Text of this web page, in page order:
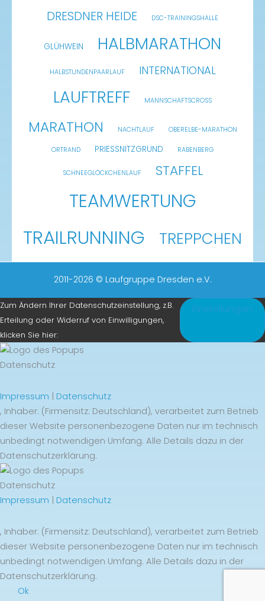
DRESDNER HEIDE DSC-TRAININGSHALLE
GLÜHWEIN HALBMARATHON
HALBSTUNDENPAARLAUF INTERNATIONAL
LAUFTREFF MANNSCHAFTSCROSS
MARATHON NACHTLAUF OBERELBE-MARATHON
ORTRAND PRIESSNITZGRUND RABENBERG
SCHNEEGLÖCKCHENLAUF STAFFEL
TEAMWERTUNG
TRAILRUNNING TREPPCHEN
2011-2026 © Laufgruppe Dresden e.V.
Zum Ändern Ihrer Datenschutzeinstellung, z.B.
Erteilung oder Widerruf von Einwilligungen,
klicken Sie hier:
Einstellungen
Datenschutz
Impressum | Datenschutz
, Inhaber: (Firmensitz: Deutschland), verarbeitet zum Betrieb
dieser Website personenbezogene Daten nur im technisch
unbedingt notwendigen Umfang. Alle Details dazu in der
Datenschutzerklärung.
Datenschutz
Impressum
Datenschutz
, Inhaber: (Firmensitz: Deutschland), verarbeitet zum Betrieb
dieser Website personenbezogene Daten nur im technisch
unbedingt notwendigen Umfang. Alle Details dazu in der
Datenschutzerklärung.
Ok